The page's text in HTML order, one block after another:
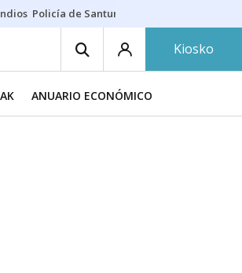
Policía de Santurtzi
Kiosko
ANUARIO ECONÓMICO